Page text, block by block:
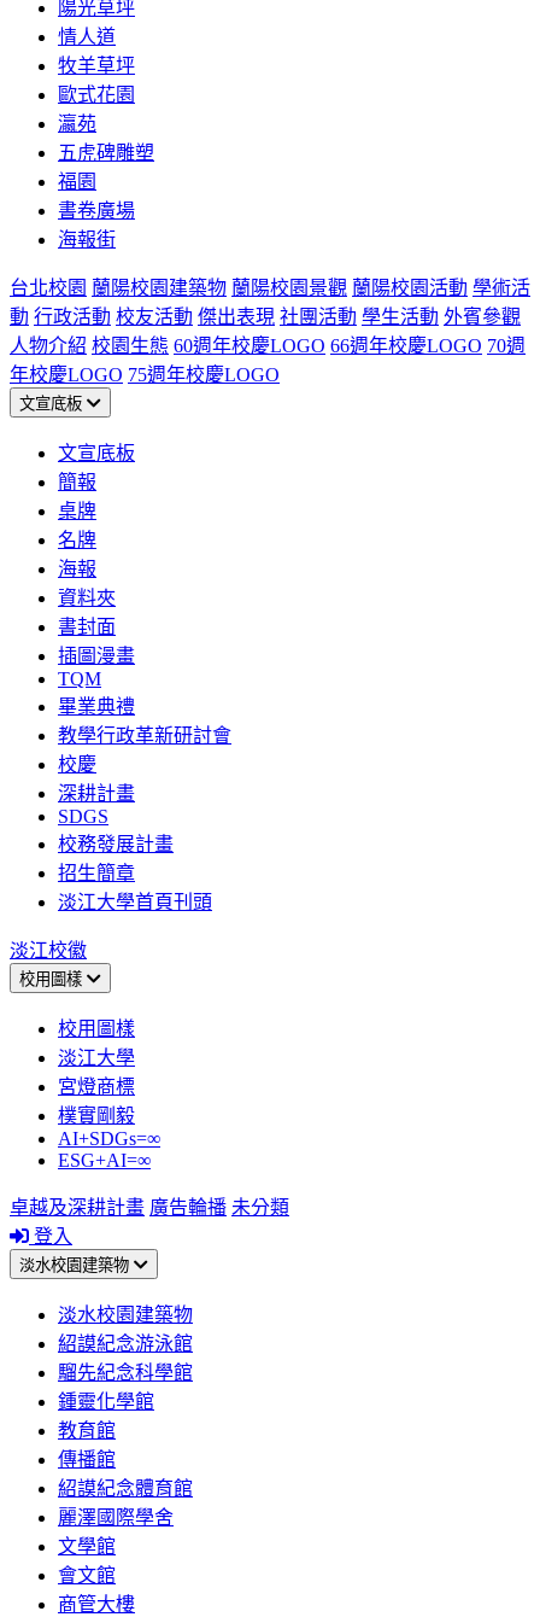
陽光草坪
情人道
牧羊草坪
歐式花園
瀛苑
五虎碑雕塑
福園
書卷廣場
海報街
台北校園 蘭陽校園建築物 蘭陽校園景觀 蘭陽校園活動 學術活
動 行政活動 校友活動 傑出表現 社團活動 學生活動 外賓參觀
人物介紹 校園生態 60週年校慶LOGO 66週年校慶LOGO 70週
年校慶LOGO 75週年校慶LOGO
文宣底板
文宣底板
簡報
桌牌
名牌
海報
資料夾
書封面
插圖漫畫
TQM
畢業典禮
教學行政革新研討會
校慶
深耕計畫
SDGS
校務發展計畫
招生簡章
淡江大學首頁刊頭
淡江校徽
校用圖樣
校用圖樣
淡江大學
宮燈商標
樸實剛毅
AI+SDGs=∞
ESG+AI=∞
卓越及深耕計畫 廣告輪播 未分類
登入
淡水校園建築物
淡水校園建築物
紹謨紀念游泳館
騮先紀念科學館
鍾靈化學館
教育館
傳播館
紹謨紀念體育館
麗澤國際學舍
文學館
會文館
商管大樓